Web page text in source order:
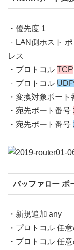
・優先度 1
・LAN側ホスト
レス
・プロトコル TCP
・プロトコル UDP
・変換対象ポー
・宛先ポート番号
・宛先ポート番号
バッファロー ポ
・新規追加 any
・プロトコル 任
・プロトコル 任